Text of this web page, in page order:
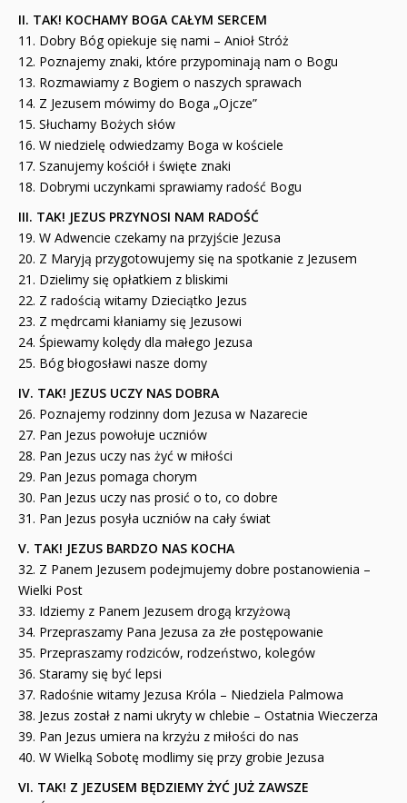
II. TAK! KOCHAMY BOGA CAŁYM SERCEM
11. Dobry Bóg opiekuje się nami – Anioł Stróż
12. Poznajemy znaki, które przypominają nam o Bogu
13. Rozmawiamy z Bogiem o naszych sprawach
14. Z Jezusem mówimy do Boga „Ojcze”
15. Słuchamy Bożych słów
16. W niedzielę odwiedzamy Boga w kościele
17. Szanujemy kościół i święte znaki
18. Dobrymi uczynkami sprawiamy radość Bogu
III. TAK! JEZUS PRZYNOSI NAM RADOŚĆ
19. W Adwencie czekamy na przyjście Jezusa
20. Z Maryją przygotowujemy się na spotkanie z Jezusem
21. Dzielimy się opłatkiem z bliskimi
22. Z radością witamy Dzieciątko Jezus
23. Z mędrcami kłaniamy się Jezusowi
24. Śpiewamy kolędy dla małego Jezusa
25. Bóg błogosławi nasze domy
IV. TAK! JEZUS UCZY NAS DOBRA
26. Poznajemy rodzinny dom Jezusa w Nazarecie
27. Pan Jezus powołuje uczniów
28. Pan Jezus uczy nas żyć w miłości
29. Pan Jezus pomaga chorym
30. Pan Jezus uczy nas prosić o to, co dobre
31. Pan Jezus posyła uczniów na cały świat
V. TAK! JEZUS BARDZO NAS KOCHA
32. Z Panem Jezusem podejmujemy dobre postanowienia –
Wielki Post
33. Idziemy z Panem Jezusem drogą krzyżową
34. Przepraszamy Pana Jezusa za złe postępowanie
35. Przepraszamy rodziców, rodzeństwo, kolegów
36. Staramy się być lepsi
37. Radośnie witamy Jezusa Króla – Niedziela Palmowa
38. Jezus został z nami ukryty w chlebie – Ostatnia Wieczerza
39. Pan Jezus umiera na krzyżu z miłości do nas
40. W Wielką Sobotę modlimy się przy grobie Jezusa
VI. TAK! Z JEZUSEM BĘDZIEMY ŻYĆ JUŻ ZAWSZE